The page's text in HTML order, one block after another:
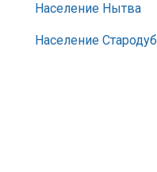
Население Нытва
Население Стародуб